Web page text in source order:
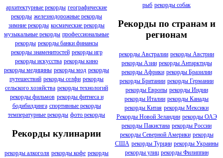
архитектурные рекорды географические
рекорды железнодорожные рекорды
зимние рекорды космические рекорды
музыкальные рекорды профессиональные
рекорды рекорды банки финансы
рекорды знаменитостей рекорды игр
рекорды искусства рекорды кино
рекорды медицины рекорды мод рекорды
путешествий рекорды селфи рекорды
сельского хозяйства рекорды технологий
рекорды фильмов рекорды фитнеса и
бодибилдинга спортивные рекорды
температурные рекорды фото рекорды
Рекорды кулинарии
рекорды алкоголя рекорды кофе рекорды
рыб рекорды собак
Рекорды по странам и
регионам
рекорды Австралии рекорды Австрии
рекорды Азии рекорды Антарктиды
рекорды Африки рекорды Бразилии
рекорды Британии рекорды Германии
рекорды Европы рекорды Индии
рекорды Италии рекорды Канады
рекорды Китая рекорды Мексики
Рекорды Новой Зеландии рекорды ОАЭ
рекорды Пакистана рекорды России
рекорды Северной Америки рекорды
США рекорды Турции рекорды Украины
рекорды улиц рекорды Филиппин